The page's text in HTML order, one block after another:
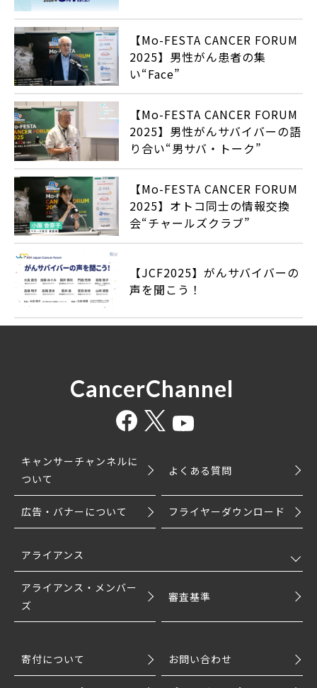
【Mo-FESTA CANCER FORUM
2025】男性がん患者の集
い“Face”
【Mo-FESTA CANCER FORUM
2025】男性がんサバイバーの語
り合い“男サバ・トーク”
【Mo-FESTA CANCER FORUM
2025】オトコ同士の情報交換
会“チャールズクラブ”
【JCF2025】がんサバイバーの
声を聞こう！
CancerChannel
キャンサーチャンネルに
ついて
よくある質問
広告・バナーについて フライヤーダウンロード
アライアンス
アライアンス・メンバー
ズ
審査基準
寄付について お問い合わせ